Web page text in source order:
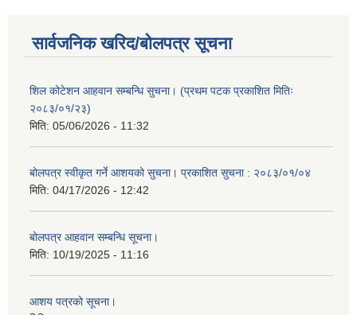
सार्वजनिक खरिद/बोलपत्र सूचना
शिल कोटेशन आहवान सम्बन्धि सुचना। (प्रथम पटक प्रकाशित मितिः
२०८३/०१/२३)
मिति: 05/06/2026 - 11:32
बोलपत्र स्वीकृत गर्ने आशयको सुचना। प्रकाशित सुचना : २०८३/०१/०४
मिति: 04/17/2026 - 12:42
बोलपत्र आहवान सम्बन्धि सूचना।
मिति: 10/19/2025 - 11:16
आशय पत्रको सूचना।